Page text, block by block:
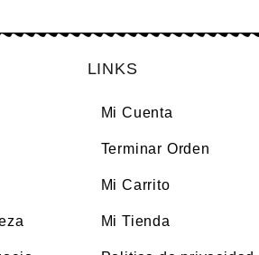
LINKS
Mi Cuenta
Terminar Orden
Mi Carrito
Mi Tienda